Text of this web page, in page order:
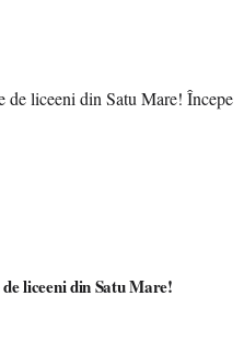
liceeni din Satu Mare!